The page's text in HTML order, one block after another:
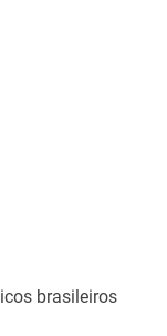
brasileiros